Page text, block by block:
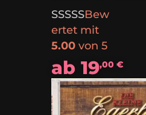
Bew
ertet mit
5.00 von 5
ab19,00€